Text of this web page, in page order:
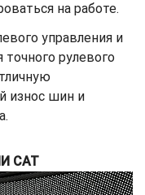
на работе.
управления и
точного рулевого
износ шин и
CAT